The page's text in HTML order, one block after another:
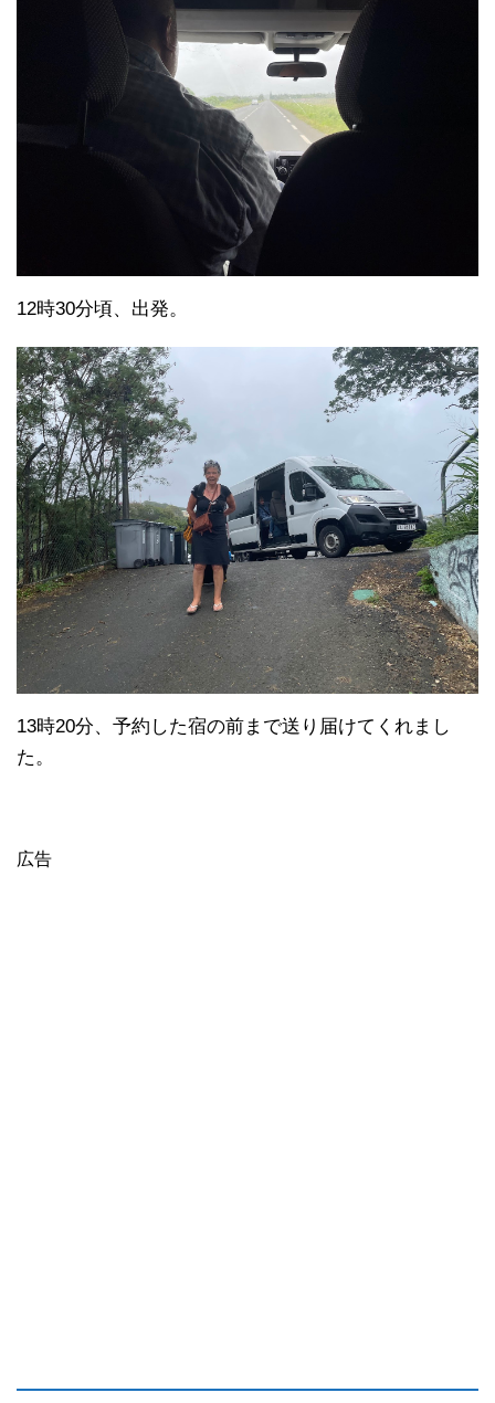
12時30分頃、出発。
13時20分、予約した宿の前まで送り届けてくれまし
た。
広告